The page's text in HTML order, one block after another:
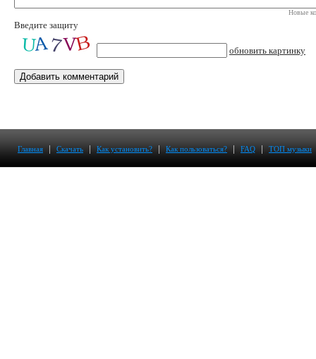
Новые
Введите защиту
обновить картинку
Главная | Скачать | Как установить? | Как пользоваться? | FAQ | ТОП музыки